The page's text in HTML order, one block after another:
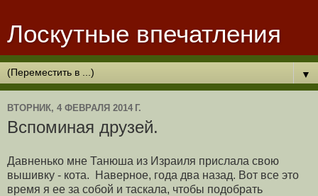
Лоскутные впечатления
▼
ВТОРНИК, 4 ФЕВРАЛЯ 2014 Г.
Вспоминая друзей.
Давненько мне Танюша из Израиля прислала свою
вышивку - кота. Наверное, года два назад. Вот все это
время я ее за собой и таскала, чтобы подобрать